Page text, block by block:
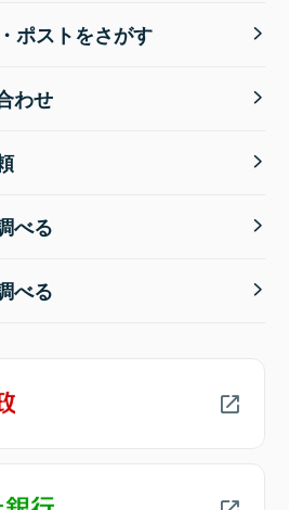
ポストをさがす
わせ
べる
べる